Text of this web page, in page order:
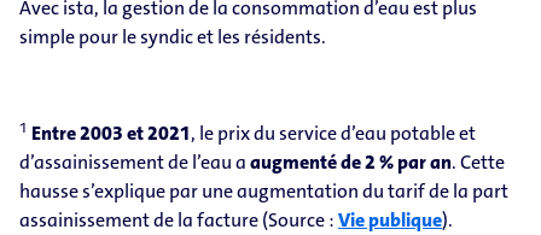
Avec ista, la gestion de la consommation d’eau est plus
simple pour le syndic et les résidents.
1 Entre 2003 et 2021, le prix du service d’eau potable et
d’assainissement de l’eau aaugmenté de 2 % par an. Cette
hausse s’explique par une augmentation du tarif de la part
assainissement de la facture (Source :Vie publique).